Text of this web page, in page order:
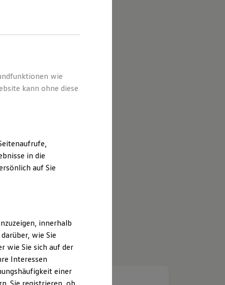
wie
kann ohne diese
in die
auf Sie
innerhalb
wie Sie
wie Sie sich auf der
Interessen
einer
Sie registrieren, ob